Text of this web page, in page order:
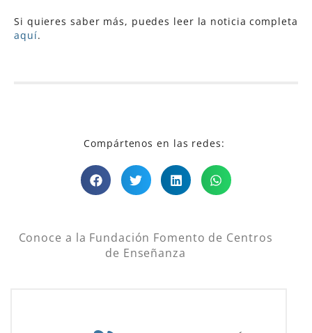
Si quieres saber más, puedes leer la noticia completa
aquí.
Compártenos en las redes:
Conoce a la Fundación Fomento de Centros
de Enseñanza